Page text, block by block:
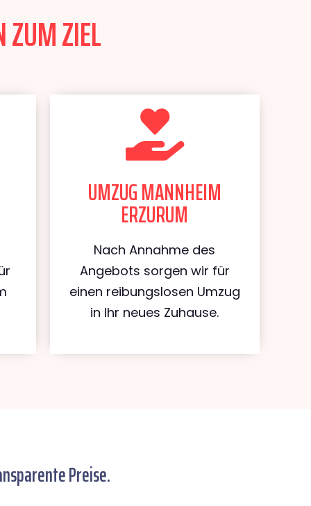
ZIEL
UMZUG MANNHEIM
ERZURUM
Nach Annahme des
Angebots sorgen wir für
einen reibungslosen Umzug
in Ihr neues Zuhause.
Preise.